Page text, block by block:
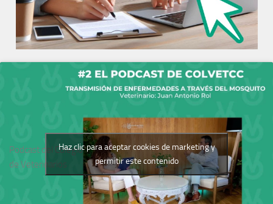
Podcast del Colegio
de Veterinarios
Haz clic para aceptar cookies de marketing y
permitir este contenido